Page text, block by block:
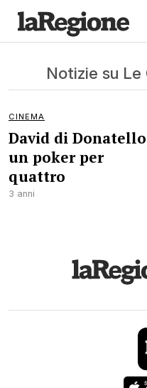
Notizie su
CINEMA
David di
un poker per
quattro
3 anni